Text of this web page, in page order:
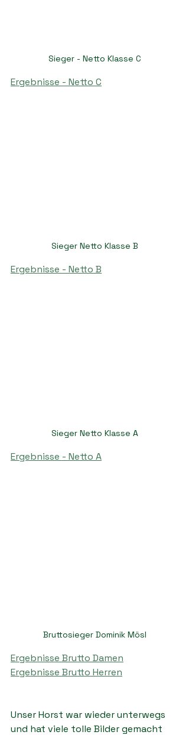
Sieger - Netto Klasse C
Ergebnisse - Netto C
Sieger Netto Klasse B
Ergebnisse - Netto B
Sieger Netto Klasse A
Ergebnisse - Netto A
Bruttosieger Dominik Mösl
Ergebnisse Brutto Damen
Ergebnisse Brutto Herren
Unser Horst war wieder unterwegs
und hat viele tolle Bilder gemacht